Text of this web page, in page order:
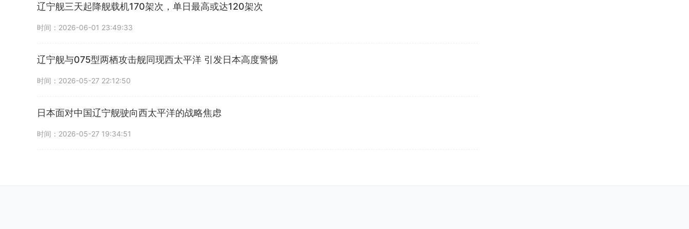
辽宁舰三天起降舰载机170架次，单日最高或达120架次
时间：2026-06-01 23:49:33
辽宁舰与075型两栖攻击舰同现西太平洋 引发日本高度警惕
时间：2026-05-27 22:12:50
日本面对中国辽宁舰驶向西太平洋的战略焦虑
时间：2026-05-27 19:34:51